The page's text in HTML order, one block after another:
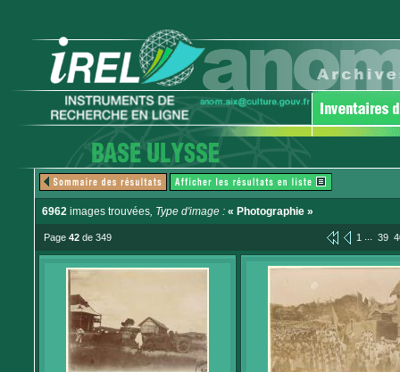
6962 images trouvées, Type d'image : « Photographie »
Page 42 de 349 1 ... 39